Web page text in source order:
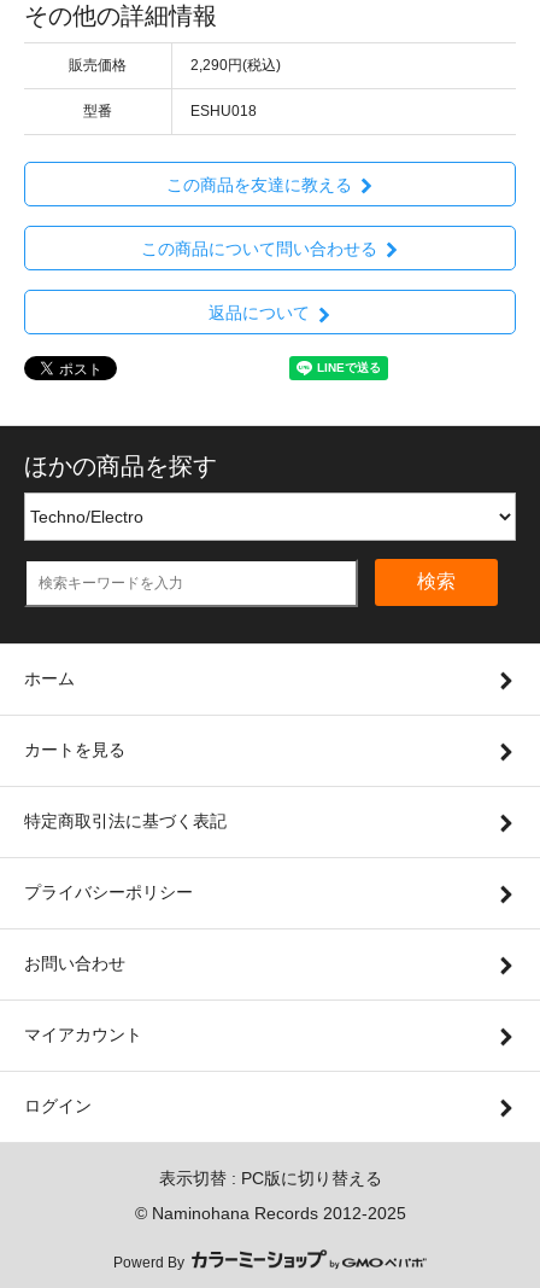
その他の詳細情報
販売価格 2,290円(税込)
型番 ESHU018
この商品を友達に教える
この商品について問い合わせる
返品について
ほかの商品を探す
検索
ホーム
カートを見る
特定商取引法に基づく表記
プライバシーポリシー
お問い合わせ
マイアカウント
ログイン
表示切替 : PC版に切り替える
© Naminohana Records 2012-2025
Powerd By